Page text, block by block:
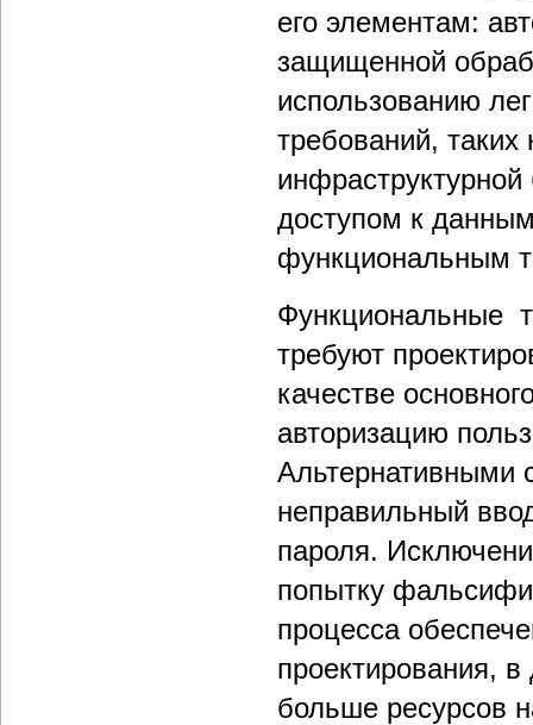
его элементам:
защищенной
использованию
требований,
доступом к
функциональным
Функциональные
требуют
качестве
авторизацию
Альтернативными
неправильный
пароля.
попытку
процесса
проектирования,
больше ресурсов